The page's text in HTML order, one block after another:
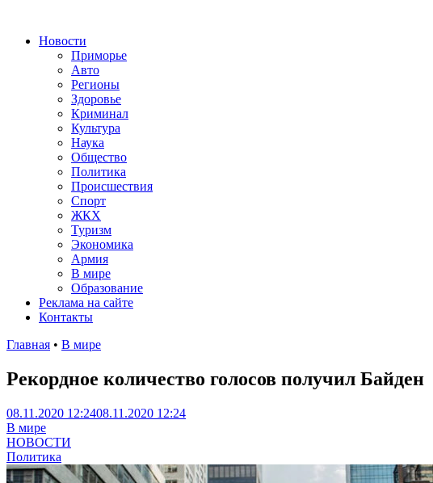
Новости
Приморье
Авто
Регионы
Здоровье
Криминал
Культура
Наука
Общество
Политика
Происшествия
Спорт
ЖКХ
Туризм
Экономика
Армия
В мире
Образование
Реклама на сайте
Контакты
Главная • В мире
Рекордное количество голосов получил Байден
08.11.2020 12:2408.11.2020 12:24
В мире
НОВОСТИ
Политика